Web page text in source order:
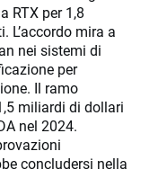
RTX per 1,8
L’accordo mira a
nei sistemi di
per
Il ramo
miliardi di dollari
nel 2024.
concludersi nella